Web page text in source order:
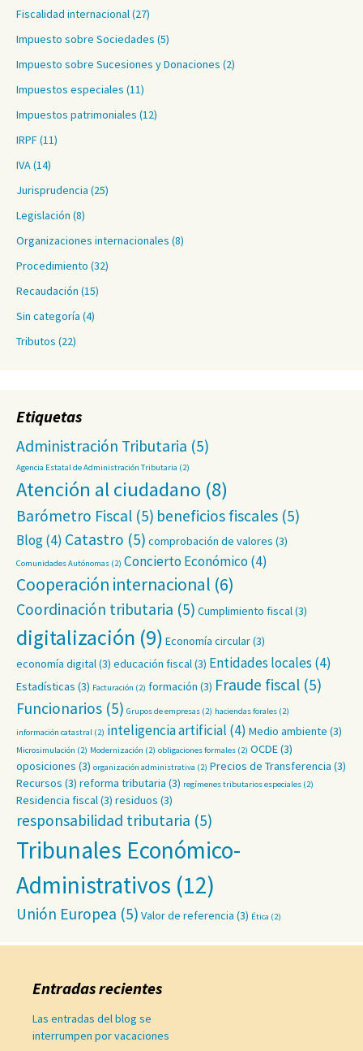
Fiscalidad internacional(27)
Impuesto sobre Sociedades (5)
Impuesto sobre Sucesiones y Donaciones (2)
Impuestos especiales (11)
Impuestos patrimoniales (12)
IRPF(11)
IVA(14)
Jurisprudencia (25)
Legislación (8)
Organizaciones internacionales (8)
Procedimiento (32)
Recaudación (15)
Sin categoría (4)
Tributos (22)
Etiquetas
Administración Tributaria (5)
Agencia Estatal de Administración Tributaria (2)
Atención al ciudadano (8)
Barómetro Fiscal (5) beneficios fiscales (5)
Blog(4) Catastro (5) comprobación de valores (3)
Comunidades Autónomas (2) Concierto Económico(4)
Cooperación internacional (6)
Coordinación tributaria (5) Cumplimiento fiscal(3)
digitalización (9) Economía circular(3)
economía digital(3) educación fiscal(3) Entidades locales (4)
Estadísticas (3) Facturación (2) formación (3) Fraude fiscal (5)
Funcionarios (5) Grupos de empresas (2) haciendas forales (2)
información catastral (2) inteligencia artificial (4) Medio ambiente (3)
Microsimulación (2) Modernización (2) obligaciones formales (2) OCDE(3)
oposiciones (3) organización administrativa (2) Precios de Transferencia (3)
Recursos (3) reforma tributaria (3) regímenes tributarios especiales (2)
Residencia fiscal(3) residuos (3)
responsabilidad tributaria (5)
Tribunales Económico-
Administrativos (12)
Unión Europea (5) Valor de referencia (3) Ética (2)
Entradas recientes
Las entradas del blog se
interrumpen por vacaciones